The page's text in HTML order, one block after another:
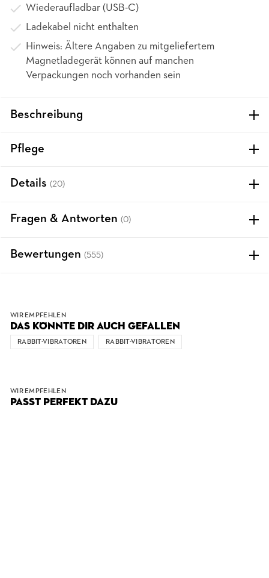
Wiederaufladbar (USB-C)
Ladekabel nicht enthalten
Hinweis: Ältere Angaben zu mitgeliefertem
Magnetladegerät können auf manchen
Verpackungen noch vorhanden sein
Beschreibung
Pflege
Details (20)
Fragen & Antworten (0)
Bewertungen (555)
WIR EMPFEHLEN
DAS KÖNNTE DIR AUCH GEFALLEN
RABBIT-VIBRATOREN RABBIT-VIBRATOREN
WIR EMPFEHLEN
PASST PERFEKT DAZU